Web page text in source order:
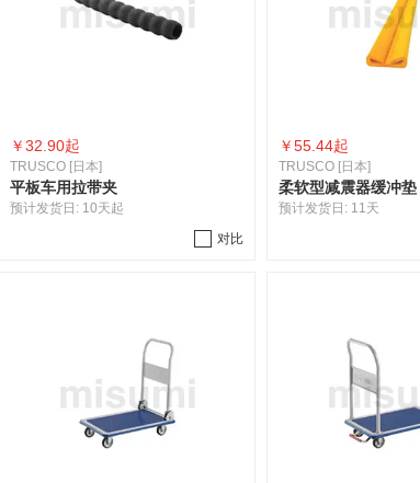
￥32.90起
TRUSCO [日本]
平板车用拉带夹
预计发货日: 10天起
对比
￥55.44起
TRUSCO [日本]
柔软型减震器缓冲垫
预计发货日: 11天